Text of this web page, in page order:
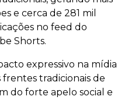
e cerca de 281 mil
no feed do
Shorts.
expressivo na mídia
tradicionais de
do forte apelo social e